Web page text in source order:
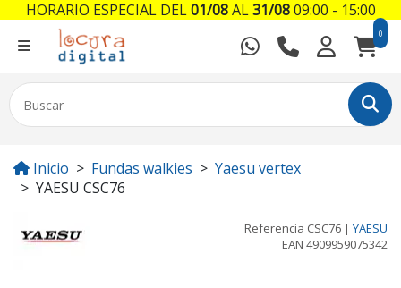
0
Inicio Fundas walkies
Yaesu vertex
YAESU CSC76
Referencia CSC76 | YAESU
EAN 4909959075342
HORARIO ESPECIAL DEL01/08AL31/0809:00 - 15:00